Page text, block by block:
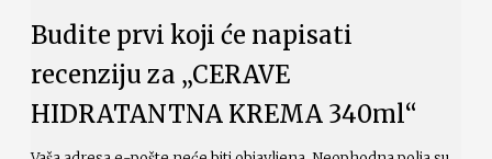
Budite prvi koji će napisati
recenziju za „CERAVE
HIDRATANTNA KREMA 340ml“